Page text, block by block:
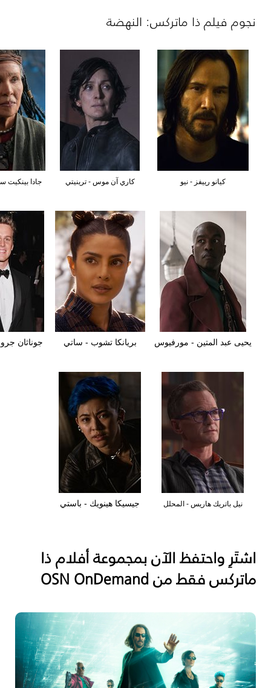
نجوم فيلم ذا ماتركس: النهضة
كيانو رييفز - نيو كاري آن موس - ترينيتي جادا بينكيت
يحيى عبد المتين - مورفيوس بريانكا تشوب - ساتي جوناثان
نيل باتريك هاريس - المحلل جيسيكا هينويك - باستي
اشتَرِ واحتفظ الآن بمجموعة أفلام ذا
ماتركس فقط منOSN OnDemand